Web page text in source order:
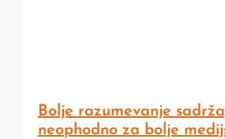
Bolje razumevanje
neophodno za bolje